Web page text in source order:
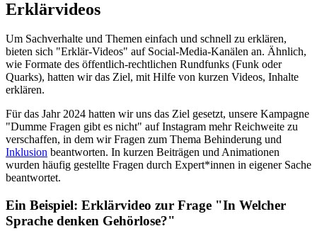
Erklärvideos
Um Sachverhalte und Themen einfach und schnell zu erklären,
bieten sich "Erklär-Videos" auf Social-Media-Kanälen an. Ähnlich,
wie Formate des öffentlich-rechtlichen Rundfunks (Funk oder
Quarks), hatten wir das Ziel, mit Hilfe von kurzen Videos, Inhalte
erklären.
Für das Jahr 2024 hatten wir uns das Ziel gesetzt, unsere Kampagne
"Dumme Fragen gibt es nicht" auf Instagram mehr Reichweite zu
verschaffen, in dem wir Fragen zum Thema Behinderung und
Inklusion beantworten. In kurzen Beiträgen und Animationen
wurden häufig gestellte Fragen durch Expert*innen in eigener Sache
beantwortet.
Ein Beispiel: Erklärvideo zur Frage "In Welcher
Sprache denken Gehörlose?"